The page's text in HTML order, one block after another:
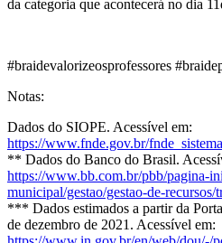
da categoria que acontecerá no dia
#braidevalorizeosprofessores
Notas:
Dados do SIOPE. Acessível em:
https://www.fnde.gov.br/
** Dados do Banco do Brasil.
https://www.bb.com.br/pbb/pagina-
municipal/gestao/gestao-de-
*** Dados estimados a partir da
de dezembro de 2021. Acessível em: